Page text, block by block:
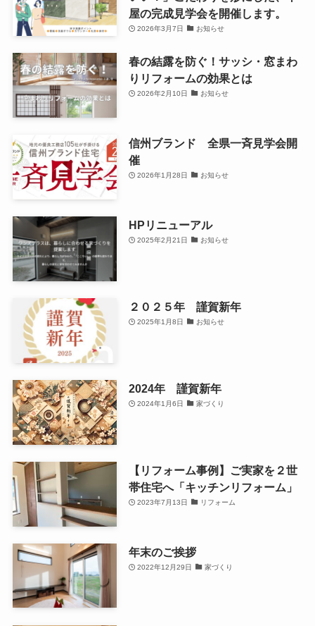
屋の完成見学会を開催します。
2026年3月7日 お知らせ
春の結露を防ぐ！サッシ・窓まわ
りリフォームの効果とは
2026年2月10日 お知らせ
信州ブランド 全県一斉見学会開
催
2026年1月28日 お知らせ
HPリニューアル
2025年2月21日 お知らせ
２０２５年 謹賀新年
2025年1月8日 お知らせ
2024年 謹賀新年
2024年1月6日 家づくり
【リフォーム事例】ご実家を２世
帯住宅へ「キッチンリフォーム」
2023年7月13日 リフォーム
年末のご挨拶
2022年12月29日 家づくり